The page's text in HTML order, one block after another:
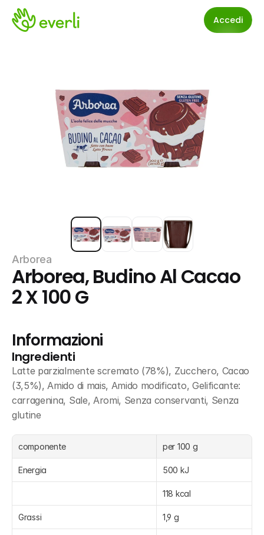
Accedi
Arborea
Arborea, Budino Al Cacao
2 X 100 G
Informazioni
Ingredienti
Latte parzialmente scremato (78%), Zucchero, Cacao
(3,5%), Amido di mais, Amido modificato, Gelificante:
carragenina, Sale, Aromi, Senza conservanti, Senza
glutine
componente per 100 g
Energia 500 kJ
118 kcal
Grassi 1,9 g